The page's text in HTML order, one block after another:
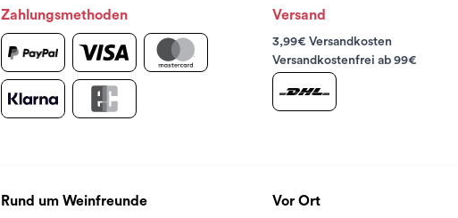
Zahlungsmethoden Versand
3,99€ Versandkosten
Versandkostenfrei ab 99€
Rund um Weinfreunde Vor Ort